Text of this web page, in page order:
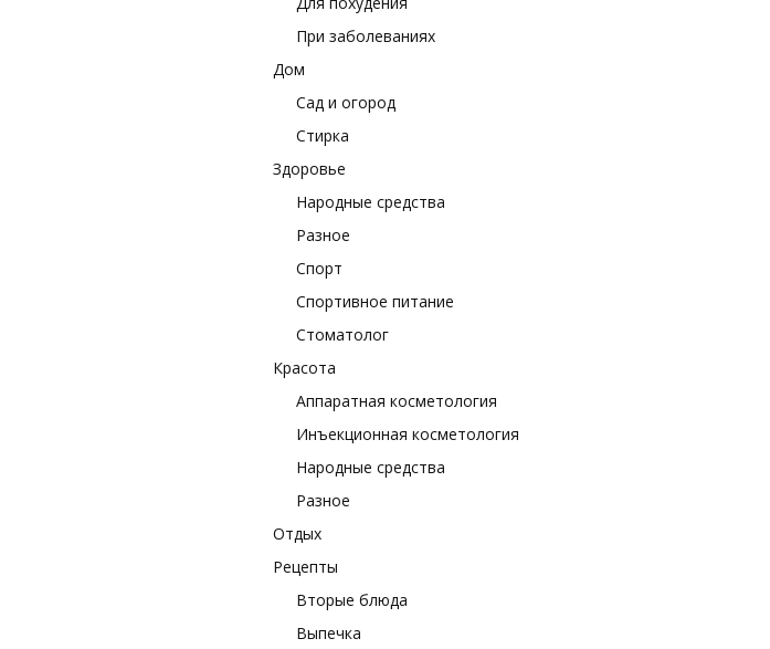
При заболеваниях
Дом
Сад и огород
Стирка
Здоровье
Народные средства
Разное
Спорт
Спортивное питание
Стоматолог
Красота
Аппаратная косметология
Инъекционная косметология
Народные средства
Разное
Отдых
Рецепты
Вторые блюда
Выпечка